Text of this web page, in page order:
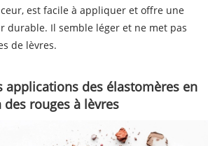
est facile à appliquer et offre une
durable. Il semble léger et ne met pas
de lèvres.
applications des élastomères en
rouges à lèvres